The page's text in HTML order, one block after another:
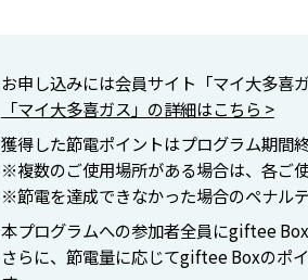
お申し込みには会員サイト「マイ大多喜
「マイ大多喜ガス」の詳細はこちら >
獲得した節電ポイントはプログラム期間
※複数のご使用場所がある場合は、各ご
※節電を達成できなかった場合のペナルテ
本プログラムへの参加者全員にgiftee
さらに、節電量に応じてgiftee Boxのポ